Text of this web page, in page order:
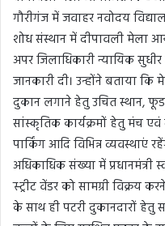
गौरीगंज में जवाहर नवोदय
शोध संस्थान में दीपावली मेला
अपर जिलाधिकारी न्यायिक
जानकारी दी। उन्होंने बताया
दुकान लगाने हेतु उचित स्थान,
सांस्कृतिक कार्यक्रमों हेतु मंच एवं
पार्किंग आदि विभिन्न व्यवस्थाएं
अधिकाधिक संख्या में प्रधानमंत्री
स्ट्रीट वेंडर को सामग्री विक्रय
के साथ ही पटरी दुकानदारों हेतु